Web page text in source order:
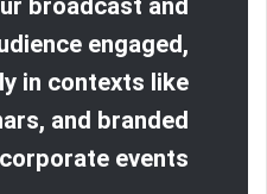
broadcast and
engaged,
in contexts like
and branded
corporate events.